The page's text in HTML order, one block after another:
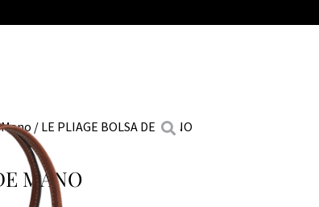
/ LE PLIAGE BOLSA DE MANO
MANO